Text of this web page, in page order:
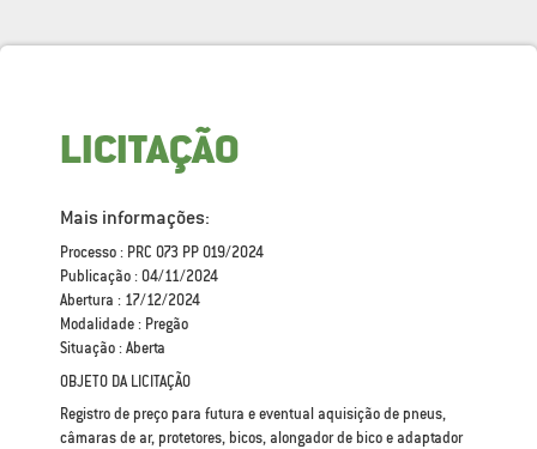
LICITAÇÃO
Mais informações:
Processo : PRC 073 PP 019/2024
Publicação : 04/11/2024
Abertura : 17/12/2024
Modalidade : Pregão
Situação : Aberta
OBJETO DA LICITAÇÃO
Registro de preço para futura e eventual aquisição de pneus,
câmaras de ar, protetores, bicos, alongador de bico e adaptador